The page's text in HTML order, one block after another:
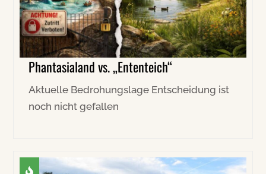
Phantasialand vs. „Ententeich“
Aktuelle Bedrohungslage Entscheidung ist
noch nicht gefallen